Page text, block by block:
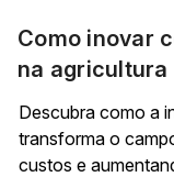
Como inovar
na agricultura
Descubra como a
transforma o
custos e